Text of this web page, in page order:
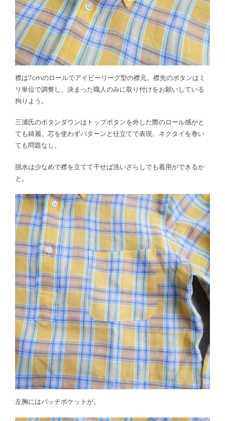
襟は7cmのロールでアイビーリーグ型の襟元。襟先のボタンはミ
リ単位で調整し、決まった職人のみに取り付けをお願いしている
拘りよう。
三浦氏のボタンダウンはトップボタンを外した際のロール感がと
ても綺麗。芯を使わずパターンと仕立てで表現。ネクタイを巻い
ても問題なし。
脱水は少なめで襟を立てて干せば洗いざらしでも着用ができるか
と。
左胸にはパッチポケットが。